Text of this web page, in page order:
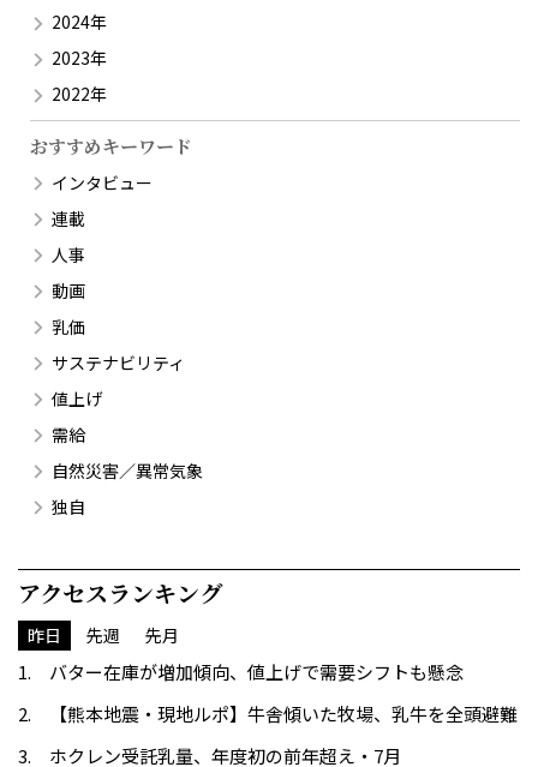
2024年
2023年
2022年
おすすめキーワード
インタビュー
連載
人事
動画
乳価
サステナビリティ
値上げ
需給
自然災害／異常気象
独自
アクセスランキング
昨日 先週 先月
バター在庫が増加傾向、値上げで需要シフトも懸念
【熊本地震・現地ルポ】牛舎傾いた牧場、乳牛を全頭避難
ホクレン受託乳量、年度初の前年超え・7月